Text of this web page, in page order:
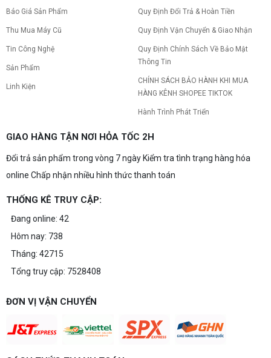
Báo Giá Sản Phẩm
Thu Mua Máy Cũ
Tin Công Nghệ
Sản Phẩm
Linh Kiện
Quy Định Đổi Trả & Hoàn Tiền
Quy Định Vận Chuyển & Giao Nhận
Quy Định Chính Sách Về Bảo Mật
Thông Tin
CHÍNH SÁCH BẢO HÀNH KHI MUA
HÀNG KÊNH SHOPEE TIKTOK
Hành Trình Phát Triển
GIAO HÀNG TẬN NƠI HỎA TỐC 2H
Đổi trả sản phẩm trong vòng 7 ngày Kiểm tra tình trạng hàng hóa
online Chấp nhận nhiều hình thức thanh toán
THỐNG KÊ TRUY CẬP:
Đang online: 42
Hôm nay: 738
Tháng: 42715
Tổng truy cập: 7528408
ĐƠN VỊ VẬN CHUYỂN